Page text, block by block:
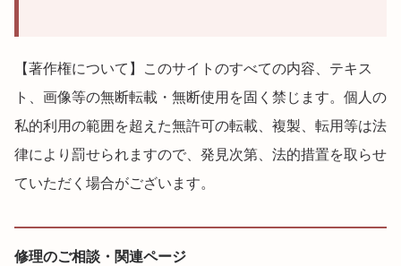
【著作権について】このサイトのすべての内容、テキス
ト、画像等の無断転載・無断使用を固く禁じます。個人の
私的利用の範囲を超えた無許可の転載、複製、転用等は法
律により罰せられますので、発見次第、法的措置を取らせ
ていただく場合がございます。
修理のご相談・関連ページ